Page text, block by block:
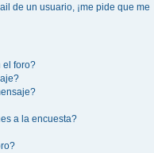
de un usuario, ¡me pide que me
el foro?
a la encuesta?